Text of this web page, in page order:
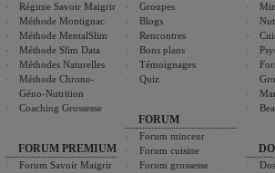
Régime Savoir Maigrir
Méthode Montignac
Méthode MentalSlim
Méthode Slim Data
Méthodes Naturelles
Méthode Chrono-
Géno-Nutrition
Coaching Grossesse
FORUM PREMIUM
Forum Savoir Maigrir
Groupes
Blogs
Rencontres
Bons plans
Témoignages
Quiz
FORUM
Forum minceur
Forum cuisine
Forum grossesse